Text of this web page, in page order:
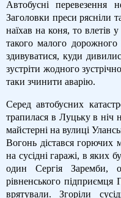
Автобусні перевезення
Заголовки преси рясніли
наїхав на коня, то влетів
такого малого
здивуватися, куди
зустріти жодного
таки зчинити аварію.
Серед автобусних
трапилася в Луцьку в ніч
майстерні на вулиці
Вогонь дістався горючих
на сусідні гаражі, в яких
один Сергія
рівненського
врятували. Згоріли